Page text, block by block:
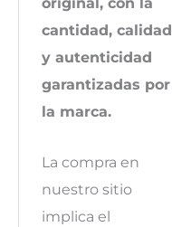
cantidad, calidad
y autenticidad
garantizadas por
la marca.
La compra en
nuestro sitio
implica el